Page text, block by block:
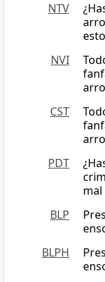
NTV
NVI
CST
PDT
mal
BLP
BLPH